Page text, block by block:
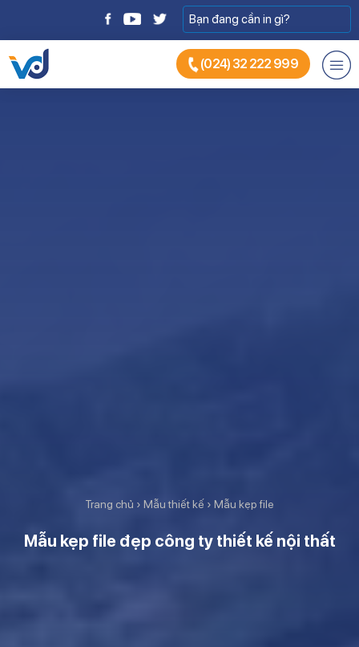
(024) 32 222 999
Trang chủ › Mẫu thiết kế › Mẫu kẹp file
Mẫu kẹp file đẹp công ty thiết kế nội thất